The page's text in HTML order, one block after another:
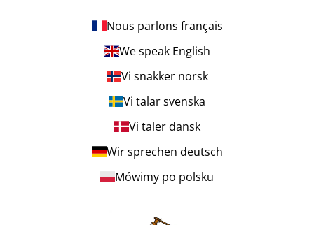
Nous parlons français
We speak English
Vi snakker norsk
Vi talar svenska
Vi taler dansk
Wir sprechen deutsch
Mówimy po polsku